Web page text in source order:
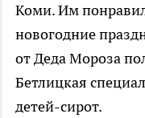
Коми. Им
новогодние
от Деда Мороза
Бетлицкая
детей-сирот.